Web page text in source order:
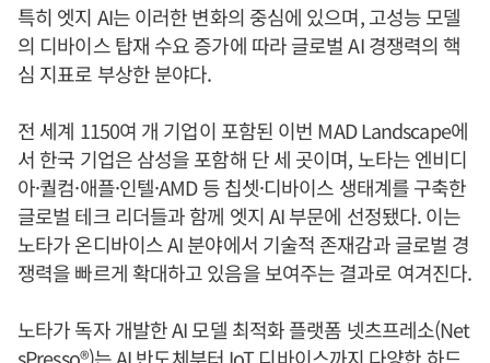
특히 엣지 AI는 이러한 변화의 중심에 있으며, 고성능 모델
의 디바이스 탑재 수요 증가에 따라 글로벌 AI 경쟁력의 핵
심 지표로 부상한 분야다.
전 세계 1150여 개 기업이 포함된 이번 MAD Landscape에
서 한국 기업은 삼성을 포함해 단 세 곳이며, 노타는 엔비디
아·퀄컴·애플·인텔·AMD 등 칩셋·디바이스 생태계를 구축한
글로벌 테크 리더들과 함께 엣지 AI 부문에 선정됐다. 이는
노타가 온디바이스 AI 분야에서 기술적 존재감과 글로벌 경
쟁력을 빠르게 확대하고 있음을 보여주는 결과로 여겨진다.
노타가 독자 개발한 AI 모델 최적화 플랫폼 넷츠프레소(Net
sPresso®)는 AI 반도체부터 IoT 디바이스까지 다양한 하드